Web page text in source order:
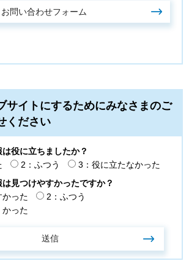
サイトにするためにみなさまのご
ください
役に立ちましたか？
2：ふつう
3：役に立たなかった
見つけやすかったですか？
かった
2：ふつう
かった